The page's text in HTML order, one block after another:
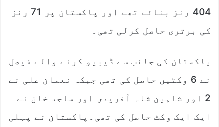
404 رنز بنائے تھے اور پاکستان پر 71 رنز
کی برتری حاصل کرلی تھی۔
پاکستان کی جانب سے ڈیبیو کرنے والے فیصل
نے 6 وکٹیں حاصل کی تھی جبکہ نعمان علی نے
2 اور شاہین شاہ آفریدی اور ساجد خان نے
ایک ایک وکٹ حاصل کی تھی۔پاکستان نے پہلی